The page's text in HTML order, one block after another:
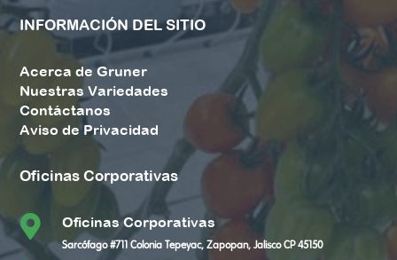
INFORMACIÓN DEL SITIO
Acerca de Gruner
Nuestras Variedades
Contáctanos
Aviso de Privacidad
Oficinas Corporativas
 Oficinas Corporativas
Sarcófago #711 Colonia Tepeyac, Zapopan, Jalisco CP 45150